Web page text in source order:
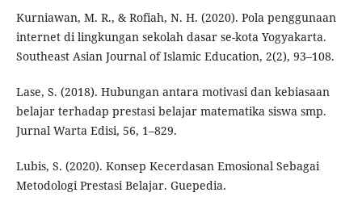
Kurniawan, M. R., & Rofiah, N. H. (2020). Pola penggunaan
internet di lingkungan sekolah dasar se-kota Yogyakarta.
Southeast Asian Journal of Islamic Education, 2(2), 93–108.
Lase, S. (2018). Hubungan antara motivasi dan kebiasaan
belajar terhadap prestasi belajar matematika siswa smp.
Jurnal Warta Edisi, 56, 1–829.
Lubis, S. (2020). Konsep Kecerdasan Emosional Sebagai
Metodologi Prestasi Belajar. Guepedia.